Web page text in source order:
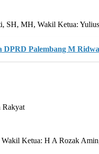
SH, MH, Wakil Ketua:
DPRD Palembang M
Rakyat
Ketua: H A Rozak